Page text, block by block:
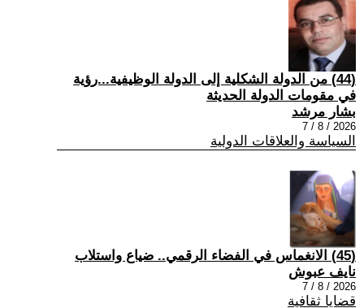
(44) من الدولة الشكلية إلى الدولة الوظيفية...رؤية
في مقومات الدولة الحديثة
بشار مرشد
2026 / 8 / 7
السياسة والعلاقات الدولية
(45) الانغماس في الفضاء الرقمي.. ضياع واستلاب
نايف عبوش
2026 / 8 / 7
قضايا ثقافية